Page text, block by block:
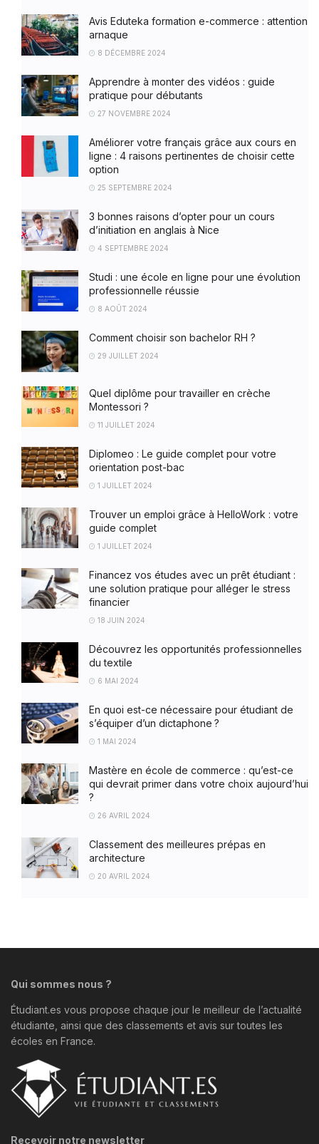
Avis Eduteka formation e-commerce : attention
arnaque
8 DÉCEMBRE 2024
Apprendre à monter des vidéos : guide
pratique pour débutants
27 NOVEMBRE 2024
Améliorer votre français grâce aux cours en
ligne : 4 raisons pertinentes de choisir cette
option
25 SEPTEMBRE 2024
3 bonnes raisons d’opter pour un cours
d’initiation en anglais à Nice
4 SEPTEMBRE 2024
Studi : une école en ligne pour une évolution
professionnelle réussie
8 AOÛT 2024
Comment choisir son bachelor RH ?
29 JUILLET 2024
Quel diplôme pour travailler en crèche
Montessori ?
11 JUILLET 2024
Diplomeo : Le guide complet pour votre
orientation post-bac
1 JUILLET 2024
Trouver un emploi grâce à HelloWork : votre
guide complet
1 JUILLET 2024
Financez vos études avec un prêt étudiant :
une solution pratique pour alléger le stress
financier
18 JUIN 2024
Découvrez les opportunités professionnelles
du textile
6 MAI 2024
En quoi est-ce nécessaire pour étudiant de
s’équiper d’un dictaphone ?
1 MAI 2024
Mastère en école de commerce : qu’est-ce
qui devrait primer dans votre choix aujourd’hui
?
26 AVRIL 2024
Classement des meilleures prépas en
architecture
20 AVRIL 2024
Qui sommes nous ?
Étudiant.es vous propose chaque jour le meilleur de l’actualité
étudiante, ainsi que des classements et avis sur toutes les
écoles en France.
Recevoir notre newsletter